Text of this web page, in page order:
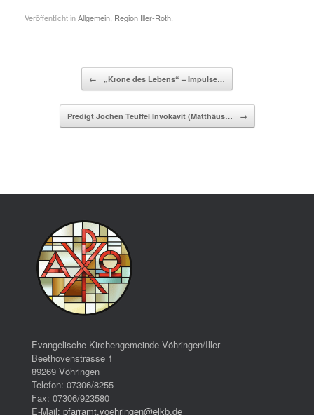
Veröffentlicht inAllgemein Region Iller-Roth
← „Krone des Lebens“ – Impulse…
Predigt Jochen Teuffel Invokavit (Matthäus… →
Evangelische Kirchengemeinde Vöhringen/Iller
Beethovenstrasse 1
89269 Vöhringen
Telefon: 07306/8255
Fax: 07306/923580
E-Mail: pfarramt.voehringen@elkb.de